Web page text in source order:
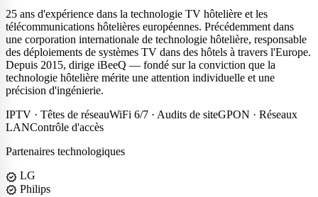
25 ans d'expérience dans la technologie TV hôtelière et les
télécommunications hôtelières européennes. Précédemment dans
une corporation internationale de technologie hôtelière, responsable
des déploiements de systèmes TV dans des hôtels à travers l'Europe.
Depuis 2015, dirige iBeeQ — fondé sur la conviction que la
technologie hôtelière mérite une attention individuelle et une
précision d'ingénierie.
IPTV · Têtes de réseauWiFi 6/7 · Audits de siteGPON · Réseaux
LANContrôle d'accès
Partenaires technologiques
verified LG
verified Philips